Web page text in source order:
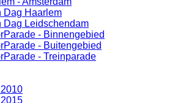
Dag Haarlem
Dag Leidschendam
- Binnengebied
- Buitengebied
- Treinparade